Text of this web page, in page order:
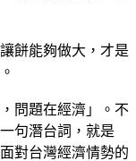
餅能夠做大，才是
問題在經濟」。不
句潛台詞，就是
對台灣經濟情勢的